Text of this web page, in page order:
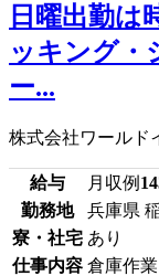
日曜出勤は
ッキング・
ー...
株式会社ワールド
給与 月収例
勤務地
兵庫県
寮・社宅 あり
仕事内容 倉庫作